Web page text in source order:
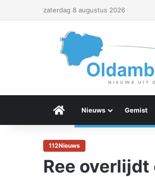
zaterdag 8 augustus 2026
Menu Item
Nieuws Gemist
112Nieuws
Ree